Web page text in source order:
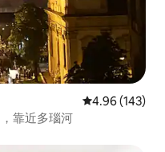
平均评分 4.96
4.96 (143)
靠近多瑙河